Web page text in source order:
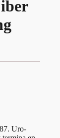
Uro-